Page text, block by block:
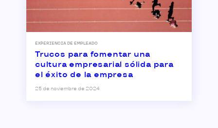
EXPERIENCIA DE EMPLEADO
Trucos para fomentar una
cultura empresarial sólida para
el éxito de la empresa
25 de noviembre de 2024